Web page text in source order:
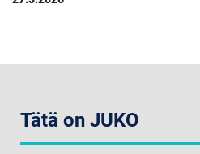
Tätä on JUKO